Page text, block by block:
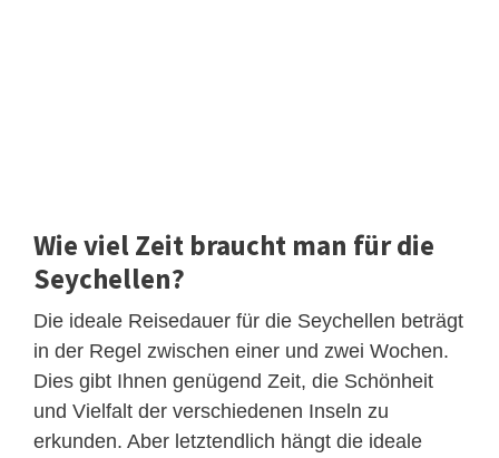
Wie viel Zeit braucht man für die
Seychellen?
Die ideale Reisedauer für die Seychellen beträgt
in der Regel zwischen einer und zwei Wochen.
Dies gibt Ihnen genügend Zeit, die Schönheit
und Vielfalt der verschiedenen Inseln zu
erkunden. Aber letztendlich hängt die ideale